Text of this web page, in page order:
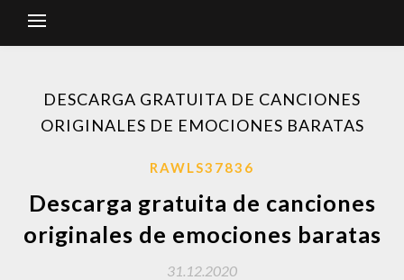
DESCARGA GRATUITA DE CANCIONES
ORIGINALES DE EMOCIONES BARATAS
RAWLS37836
Descarga gratuita de canciones
originales de emociones baratas
31.12.2020